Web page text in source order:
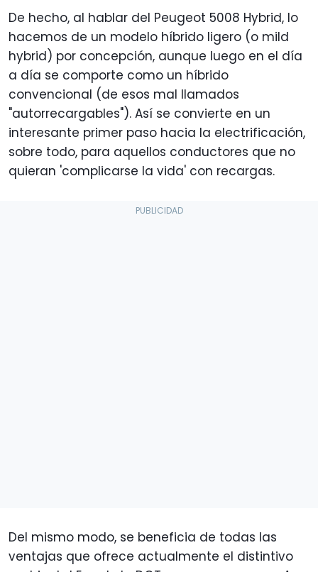
De hecho, al hablar del Peugeot 5008 Hybrid, lo
hacemos de un modelo híbrido ligero (o mild
hybrid) por concepción, aunque luego en el día
a día se comporte como un híbrido
convencional (de esos mal llamados
"autorrecargables"). Así se convierte en un
interesante primer paso hacia la electrificación,
sobre todo, para aquellos conductores que no
quieran 'complicarse la vida' con recargas.
Del mismo modo, se beneficia de todas las
ventajas que ofrece actualmente el distintivo